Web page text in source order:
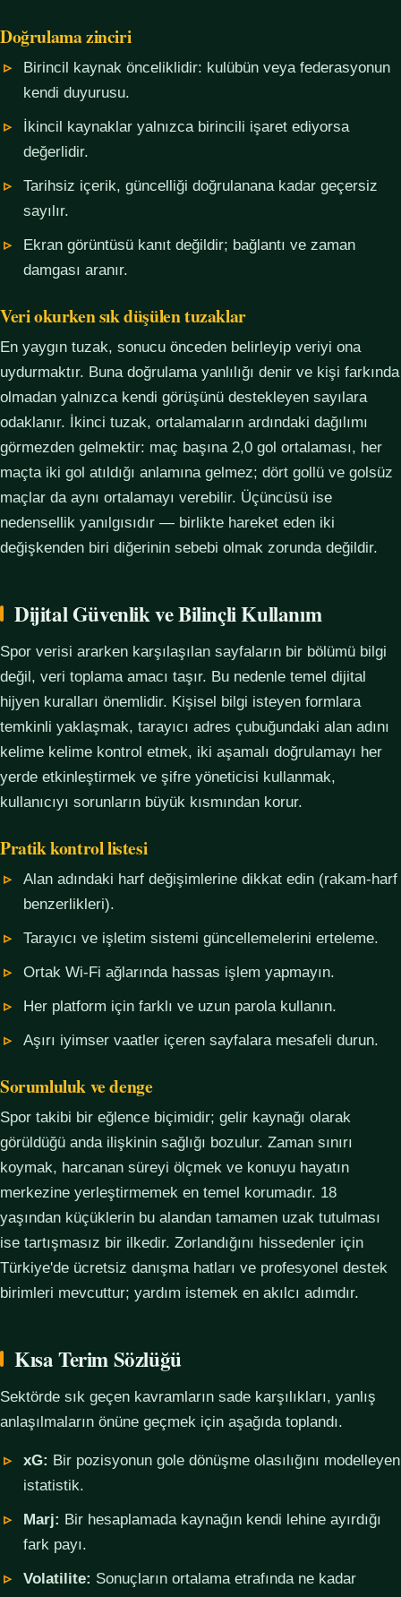
Doğrulama zinciri
Birincil kaynak önceliklidir: kulübün veya federasyonun
kendi duyurusu.
İkincil kaynaklar yalnızca birincili işaret ediyorsa
değerlidir.
Tarihsiz içerik, güncelliği doğrulanana kadar geçersiz
sayılır.
Ekran görüntüsü kanıt değildir; bağlantı ve zaman
damgası aranır.
Veri okurken sık düşülen tuzaklar
En yaygın tuzak, sonucu önceden belirleyip veriyi ona
uydurmaktır. Buna doğrulama yanlılığı denir ve kişi farkında
olmadan yalnızca kendi görüşünü destekleyen sayılara
odaklanır. İkinci tuzak, ortalamaların ardındaki dağılımı
görmezden gelmektir: maç başına 2,0 gol ortalaması, her
maçta iki gol atıldığı anlamına gelmez; dört gollü ve golsüz
maçlar da aynı ortalamayı verebilir. Üçüncüsü ise
nedensellik yanılgısıdır — birlikte hareket eden iki
değişkenden biri diğerinin sebebi olmak zorunda değildir.
Dijital Güvenlik ve Bilinçli Kullanım
Spor verisi ararken karşılaşılan sayfaların bir bölümü bilgi
değil, veri toplama amacı taşır. Bu nedenle temel dijital
hijyen kuralları önemlidir. Kişisel bilgi isteyen formlara
temkinli yaklaşmak, tarayıcı adres çubuğundaki alan adını
kelime kelime kontrol etmek, iki aşamalı doğrulamayı her
yerde etkinleştirmek ve şifre yöneticisi kullanmak,
kullanıcıyı sorunların büyük kısmından korur.
Pratik kontrol listesi
Alan adındaki harf değişimlerine dikkat edin (rakam-harf
benzerlikleri).
Tarayıcı ve işletim sistemi güncellemelerini erteleme.
Ortak Wi-Fi ağlarında hassas işlem yapmayın.
Her platform için farklı ve uzun parola kullanın.
Aşırı iyimser vaatler içeren sayfalara mesafeli durun.
Sorumluluk ve denge
Spor takibi bir eğlence biçimidir; gelir kaynağı olarak
görüldüğü anda ilişkinin sağlığı bozulur. Zaman sınırı
koymak, harcanan süreyi ölçmek ve konuyu hayatın
merkezine yerleştirmemek en temel korumadır. 18
yaşından küçüklerin bu alandan tamamen uzak tutulması
ise tartışmasız bir ilkedir. Zorlandığını hissedenler için
Türkiye'de ücretsiz danışma hatları ve profesyonel destek
birimleri mevcuttur; yardım istemek en akılcı adımdır.
Kısa Terim Sözlüğü
Sektörde sık geçen kavramların sade karşılıkları, yanlış
anlaşılmaların önüne geçmek için aşağıda toplandı.
xG: Bir pozisyonun gole dönüşme olasılığını modelleyen
istatistik.
Marj: Bir hesaplamada kaynağın kendi lehine ayırdığı
fark payı.
Volatilite: Sonuçların ortalama etrafında ne kadar